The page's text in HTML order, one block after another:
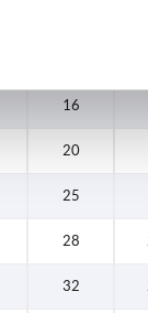
16
20
25
28
32